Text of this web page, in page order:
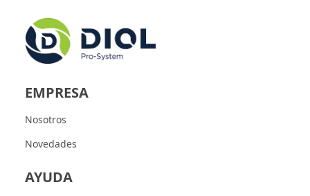
EMPRESA
Nosotros
Novedades
AYUDA